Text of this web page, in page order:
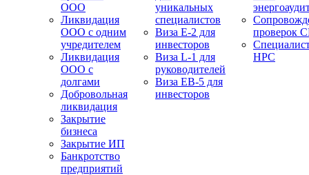
ООО
Ликвидация
ООО с одним
учредителем
Ликвидация
ООО с
долгами
Добровольная
ликвидация
Закрытие
бизнеса
Закрытие ИП
Банкротство
предприятий
уникальных
специалистов
Виза E-2 для
инвесторов
Виза L-1 для
руководителей
Виза EB-5 для
инвесторов
проверок
НРС